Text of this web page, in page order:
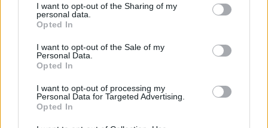
I want to opt-out of the Sharing of my
personal data.
Opted In
I want to opt-out of the Sale of my
Personal Data.
Opted In
I want to opt-out of processing my
Personal Data for Targeted Advertising.
Opted In
σοβαρό πλήγμα τόσο για το κυβερνών κόμμα
όσο και τον ίδιο τον πρωθυπουργό. Γεγονός
που θα μπορούσε να επιταχύνει τις εξελίξεις
στο εσωτερικό των Εργατικών, σημειώνουν
Για τον λόγο αυτό, το Μέικερφιλντ δεν
αντιμετωπίζεται ως μια συνηθισμένη